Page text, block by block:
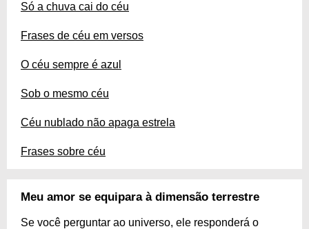
Só a chuva cai do céu
Frases de céu em versos
O céu sempre é azul
Sob o mesmo céu
Céu nublado não apaga estrela
Frases sobre céu
Meu amor se equipara à dimensão terrestre
Se você perguntar ao universo, ele responderá o